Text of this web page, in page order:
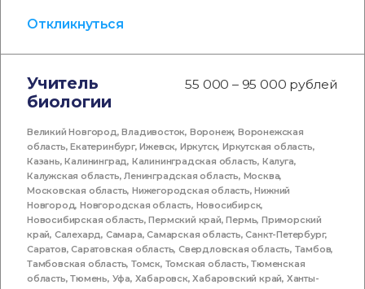
Откликнуться
Учитель
биологии
55 000 – 95 000 рублей
Великий Новгород,Владивосток, Воронеж,Воронежская
область,Екатеринбург,Ижевск, Иркутск,Иркутская область,
Казань,Калининград, Калининградская область, Калуга,
Калужская область,Ленинградская область, Москва,
Московская область,Нижегородская область,Нижний
Новгород,Новгородская область, Новосибирск,
Новосибирская область,Пермский край,Пермь,Приморский
край, Салехард, Самара,Самарская область,Санкт-Петербург,
Саратов,Саратовская область,Свердловская область, Тамбов,
Тамбовская область,Томск, Томская область,Тюменская
область,Тюмень, Уфа, Хабаровск,Хабаровский край, Ханты-